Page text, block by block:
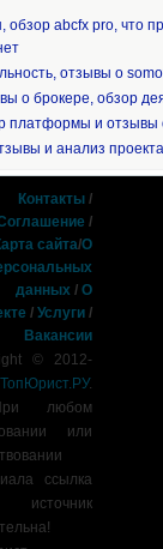
abcfx pro, что
отзывы о
о брокере, обзор
платформы и
и анализ
Контакты /
/
сайта/О
данных /О
/Услуги /
Вакансии
© 2012-
ТопЮрист.РУ.
любом
или
ссылка